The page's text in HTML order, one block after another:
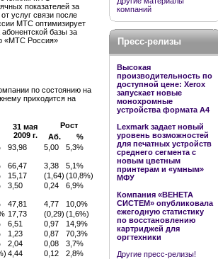
показателей за
услуг связи после
МТС оптимизирует
базы за
«МТС Россия»
по состоянию на
приходится на
31 мая
2009 г.
Рост
Аб.
%
93,98 5,00 5,3%
66,47 3,38
5,1%
15,17 (1,64) (10,8%)
3,50 0,24 6,9%
47,81 4,77
10,0%
17,73 (0,29) (1,6%)
6,51 0,97
14,9%
1,23 0,87
70,3%
2,04 0,08
3,7%
4,44 0,12 2,8%
компаний
Пресс-релизы
Высокая
производительность по
доступной цене: Xerox
запускает новые
монохромные
устройства формата А4
Lexmark задает новый
уровень возможностей
для печатных устройств
среднего сегмента с
новым цветным
принтерам и «умным»
МФУ
Компания «ВЕНЕТА
СИСТЕМ» опубликовала
ежегодную статистику
по восстановлению
картриджей для
оргтехники
Другие пресс-релизы!